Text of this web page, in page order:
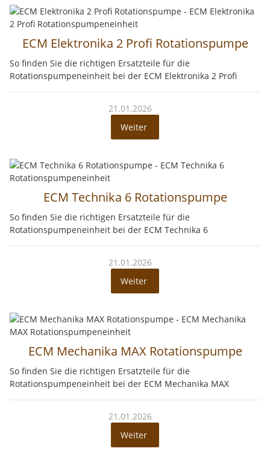
ECM Elektronika 2 Profi Rotationspumpe
So finden Sie die richtigen Ersatzteile für die
Rotationspumpeneinheit bei der ECM Elektronika 2 Profi
21.01.2026
Weiter
ECM Technika 6 Rotationspumpe
So finden Sie die richtigen Ersatzteile für die
Rotationspumpeneinheit bei der ECM Technika 6
21.01.2026
Weiter
ECM Mechanika MAX Rotationspumpe
So finden Sie die richtigen Ersatzteile für die
Rotationspumpeneinheit bei der ECM Mechanika MAX
21.01.2026
Weiter